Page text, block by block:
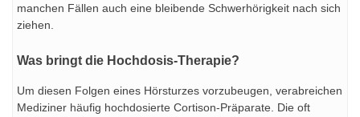
manchen Fällen auch eine bleibende Schwerhörigkeit nach sich
ziehen.
Was bringt die Hochdosis-Therapie?
Um diesen Folgen eines Hörsturzes vorzubeugen, verabreichen
Mediziner häufig hochdosierte Cortison-Präparate. Die oft